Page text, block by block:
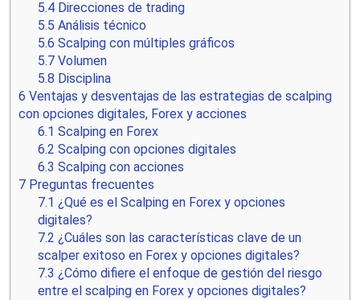
5.4 Direcciones de trading
5.5 Análisis técnico
5.6 Scalping con múltiples gráficos
5.7 Volumen
5.8 Disciplina
6 Ventajas y desventajas de las estrategias de scalping
con opciones digitales, Forex y acciones
6.1 Scalping en Forex
6.2 Scalping con opciones digitales
6.3 Scalping con acciones
7 Preguntas frecuentes
7.1 ¿Qué es el Scalping en Forex y opciones
digitales?
7.2 ¿Cuáles son las características clave de un
scalper exitoso en Forex y opciones digitales?
7.3 ¿Cómo difiere el enfoque de gestión del riesgo
entre el scalping en Forex y opciones digitales?